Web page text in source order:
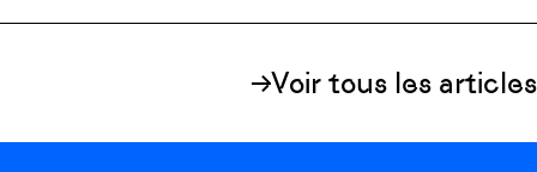
Voir tous les articles